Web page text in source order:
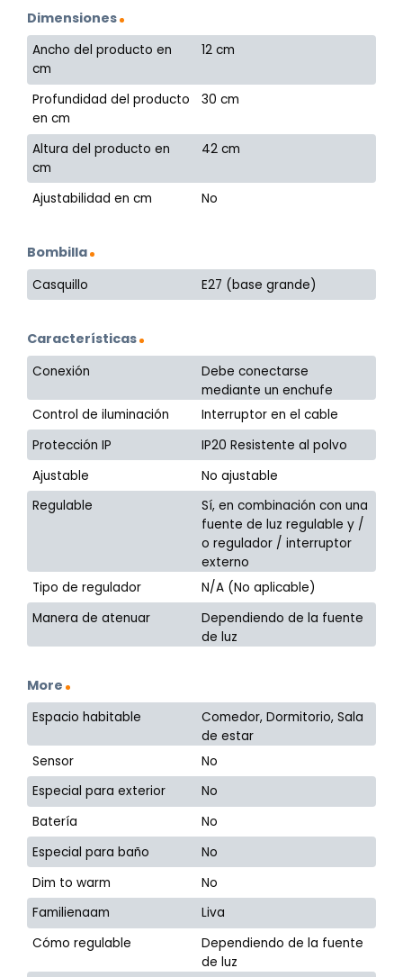
Dimensiones
Ancho del producto en
cm
12 cm
Profundidad del producto
en cm
30 cm
Altura del producto en
cm
42 cm
Ajustabilidad en cm No
Bombilla
Casquillo E27 (base grande)
Características
Conexión
Debe conectarse
mediante un enchufe
Control de iluminación
Interruptor en el cable
Protección IP
IP20 Resistente al polvo
Ajustable
No ajustable
Regulable
Sí, en combinación con una
fuente de luz regulable y /
o regulador / interruptor
externo
Tipo de regulador
N/A (No aplicable)
Manera de atenuar
Dependiendo de la fuente
de luz
More
Espacio habitable
Comedor, Dormitorio, Sala
de estar
Sensor
No
Especial para exterior
No
Batería
No
Especial para baño
No
Dim to warm
No
Familienaam
Liva
Cómo regulable
Dependiendo de la fuente
de luz